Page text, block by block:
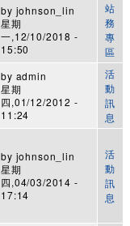
by johnson_lin
星期
一,12/10/2018 -
15:50
站
務
專
區
by admin
星期
四,01/12/2012 -
11:24
活
動
訊
息
by johnson_lin
星期
四,04/03/2014 -
17:14
活
動
訊
息